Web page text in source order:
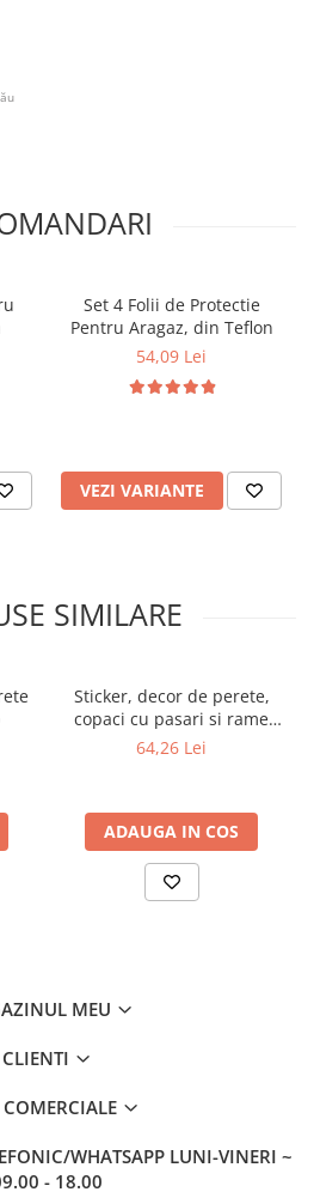
Set 4 Folii de Protectie
Pentru Aragaz, din Teflon
54,09 Lei
VEZI VARIANTE
SIMILARE
Sticker, decor de perete,
copaci cu pasari si rame
foto
64,26 Lei
ADAUGA IN COS
MEU
CLIENTI
COMERCIALE
WHATSAPP LUNI-VINERI ~
- 18.00